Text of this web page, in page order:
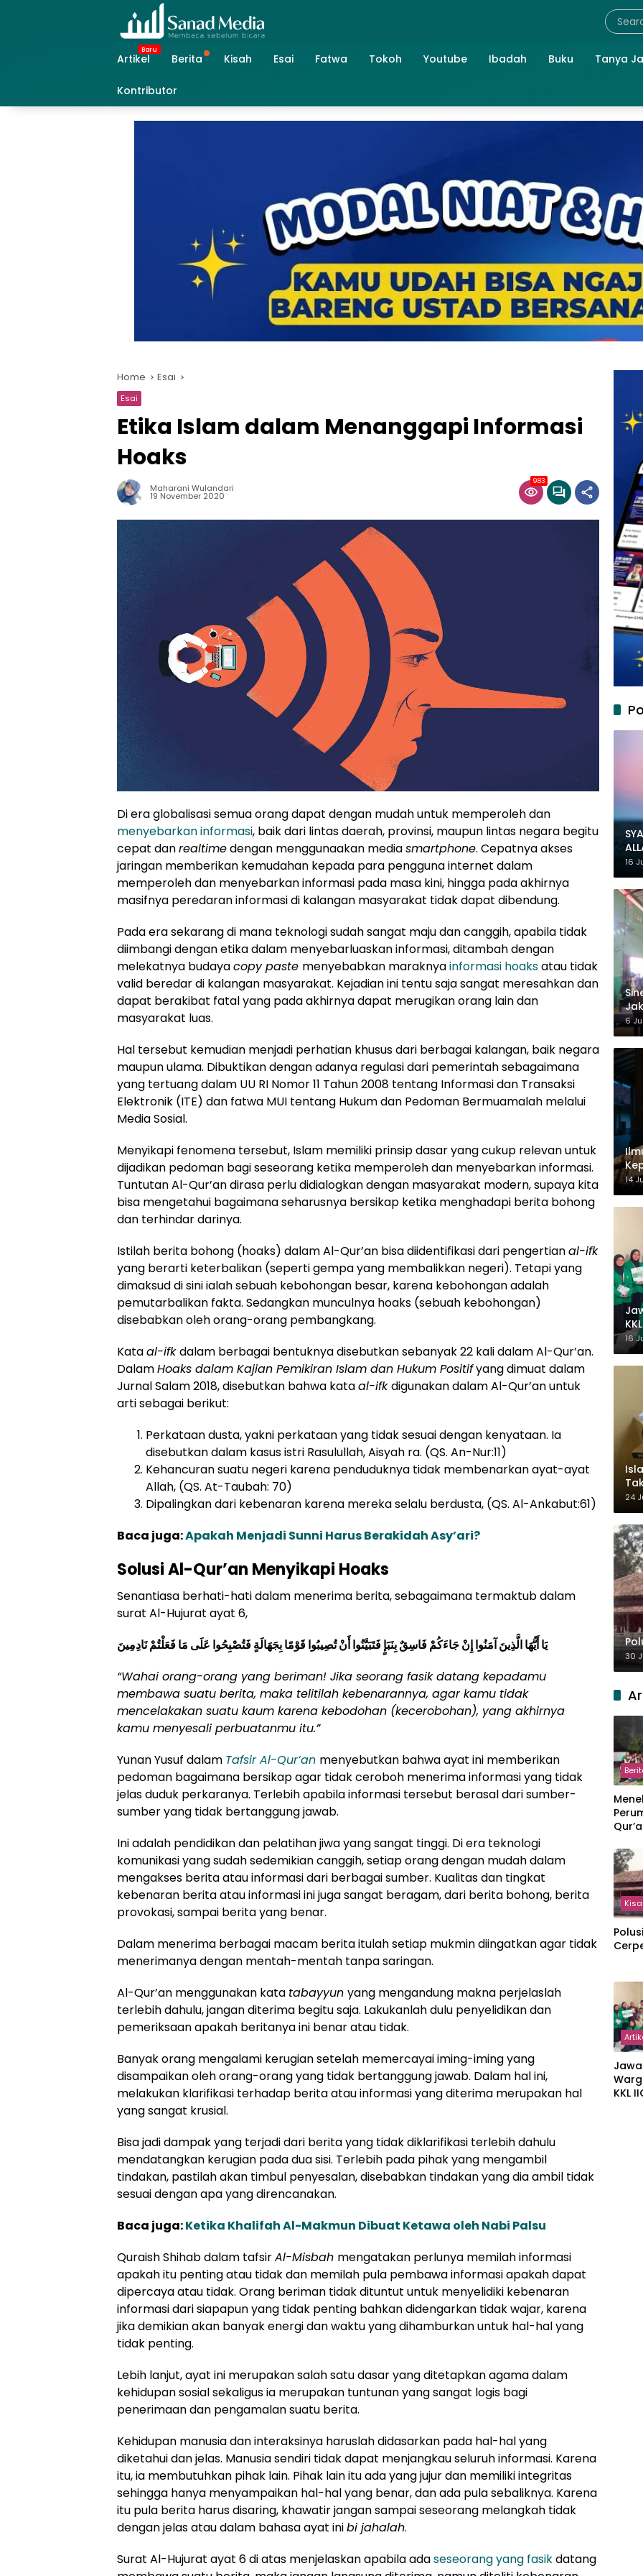
Artikel
Berita Kisah Esai Fatwa Tokoh Youtube Ibadah Buku Tanya
Kontributor
Home Esai
Esai
Etika Islam dalam Menanggapi Informasi
Hoaks
Maharani Wulandari
19 November 2020
983
Di era globalisasi semua orang dapat dengan mudah untuk memperoleh dan
menyebarkan informasi, baik dari lintas daerah, provinsi, maupun lintas negara begitu
cepat danrealtimedengan menggunaakan mediasmartphone. Cepatnya akses
jaringan memberikan kemudahan kepada para pengguna internet dalam
memperoleh dan menyebarkan informasi pada masa kini, hingga pada akhirnya
masifnya peredaran informasi di kalangan masyarakat tidak dapat dibendung.
Pada era sekarang di mana teknologi sudah sangat maju dan canggih, apabila tidak
diimbangi dengan etika dalam menyebarluaskan informasi, ditambah dengan
melekatnya budayacopy paste menyebabkan maraknyainformasi hoaksatau tidak
valid beredar di kalangan masyarakat. Kejadian ini tentu saja sangat meresahkan dan
dapat berakibat fatal yang pada akhirnya dapat merugikan orang lain dan
masyarakat luas.
Hal tersebut kemudian menjadi perhatian khusus dari berbagai kalangan, baik negara
maupun ulama. Dibuktikan dengan adanya regulasi dari pemerintah sebagaimana
yang tertuang dalam UU RI Nomor 11 Tahun 2008 tentang Informasi dan Transaksi
Elektronik (ITE) dan fatwa MUI tentang Hukum dan Pedoman Bermuamalah melalui
Media Sosial.
Menyikapi fenomena tersebut, Islam memiliki prinsip dasar yang cukup relevan untuk
dijadikan pedoman bagi seseorang ketika memperoleh dan menyebarkan informasi.
Tuntutan Al-Qur’an dirasa perlu didialogkan dengan masyarakat modern, supaya kita
bisa mengetahui bagaimana seharusnya bersikap ketika menghadapi berita bohong
dan terhindar darinya.
Istilah berita bohong (hoaks) dalam Al-Qur’an bisa diidentifikasi dari pengertianal-ifk
yang berarti keterbalikan (seperti gempa yang membalikkan negeri). Tetapi yang
dimaksud di sini ialah sebuah kebohongan besar, karena kebohongan adalah
pemutarbalikan fakta. Sedangkan munculnya hoaks (sebuah kebohongan)
disebabkan oleh orang-orang pembangkang.
Kataal-ifkdalam berbagai bentuknya disebutkan sebanyak 22 kali dalam Al-Qur’an.
DalamHoaks dalam Kajian Pemikiran Islam dan Hukum Positifyang dimuat dalam
Jurnal Salam 2018, disebutkan bahwa kataal-ifkdigunakan dalam Al-Qur’an untuk
arti sebagai berikut:
Perkataan dusta, yakni perkataan yang tidak sesuai dengan kenyataan. Ia
disebutkan dalam kasus istri Rasulullah, Aisyah ra. (QS. An-Nur:11)
Kehancuran suatu negeri karena penduduknya tidak membenarkan ayat-ayat
Allah, (QS. At-Taubah: 70)
Dipalingkan dari kebenaran karena mereka selalu berdusta, (QS. Al-Ankabut:61)
Baca juga:Apakah Menjadi Sunni Harus Berakidah Asy’ari?
Solusi Al-Qur’an Menyikapi Hoaks
Senantiasa berhati-hati dalam menerima berita, sebagaimana termaktub dalam
surat Al-Hujurat ayat 6,
يَا أَيُّهَا الَّذِينَ آمَنُوا إِنْ جَاءَكُمْ فَاسِقٌ بِنَبَإٍ فَتَبَيَّنُوا أَنْ تُصِيبُوا قَوْمًا بِجَهَالَةٍ فَتُصْبِحُوا عَلَى مَا فَعَلْتُمْ نَادِمِينَ
“Wahai orang-orang yang beriman! Jika seorang fasik datang kepadamu
membawa suatu berita, maka telitilah kebenarannya, agar kamu tidak
mencelakakan suatu kaum karena kebodohan (kecerobohan), yang akhirnya
kamu menyesali perbuatanmu itu.”
Yunan Yusuf dalam Tafsir Al-Qur’an menyebutkan bahwa ayat ini memberikan
pedoman bagaimana bersikap agar tidak ceroboh menerima informasi yang tidak
jelas duduk perkaranya. Terlebih apabila informasi tersebut berasal dari sumber-
sumber yang tidak bertanggung jawab.
Ini adalah pendidikan dan pelatihan jiwa yang sangat tinggi. Di era teknologi
komunikasi yang sudah sedemikian canggih, setiap orang dengan mudah dalam
mengakses berita atau informasi dari berbagai sumber. Kualitas dan tingkat
kebenaran berita atau informasi ini juga sangat beragam, dari berita bohong, berita
provokasi, sampai berita yang benar.
Dalam menerima berbagai macam berita itulah setiap mukmin diingatkan agar tidak
menerimanya dengan mentah-mentah tanpa saringan.
Al-Qur’an menggunakan kata tabayyun yang mengandung makna perjelaslah
terlebih dahulu, jangan diterima begitu saja. Lakukanlah dulu penyelidikan dan
pemeriksaan apakah beritanya ini benar atau tidak.
Banyak orang mengalami kerugian setelah memercayai iming-iming yang
disampaikan oleh orang-orang yang tidak bertanggung jawab. Dalam hal ini,
melakukan klarifikasi terhadap berita atau informasi yang diterima merupakan hal
yang sangat krusial.
Bisa jadi dampak yang terjadi dari berita yang tidak diklarifikasi terlebih dahulu
mendatangkan kerugian pada dua sisi. Terlebih pada pihak yang mengambil
tindakan, pastilah akan timbul penyesalan, disebabkan tindakan yang dia ambil tidak
sesuai dengan apa yang direncanakan.
Baca juga:Ketika Khalifah Al-Makmun Dibuat Ketawa oleh Nabi Palsu
Quraish Shihab dalam tafsirAl-Misbah mengatakan perlunya memilah informasi
apakah itu penting atau tidak dan memilah pula pembawa informasi apakah dapat
dipercaya atau tidak. Orang beriman tidak dituntut untuk menyelidiki kebenaran
informasi dari siapapun yang tidak penting bahkan didengarkan tidak wajar, karena
jika demikian akan banyak energi dan waktu yang dihamburkan untuk hal-hal yang
tidak penting.
Lebih lanjut, ayat ini merupakan salah satu dasar yang ditetapkan agama dalam
kehidupan sosial sekaligus ia merupakan tuntunan yang sangat logis bagi
penerimaan dan pengamalan suatu berita.
Kehidupan manusia dan interaksinya haruslah didasarkan pada hal-hal yang
diketahui dan jelas. Manusia sendiri tidak dapat menjangkau seluruh informasi. Karena
itu, ia membutuhkan pihak lain. Pihak lain itu ada yang jujur dan memiliki integritas
sehingga hanya menyampaikan hal-hal yang benar, dan ada pula sebaliknya. Karena
itu pula berita harus disaring, khawatir jangan sampai seseorang melangkah tidak
dengan jelas atau dalam bahasa ayat inibi jahalah.
Surat Al-Hujurat ayat 6 di atas menjelaskan apabila adaseseorang yang fasikdatang
16
6
14
16
24
30
KKL